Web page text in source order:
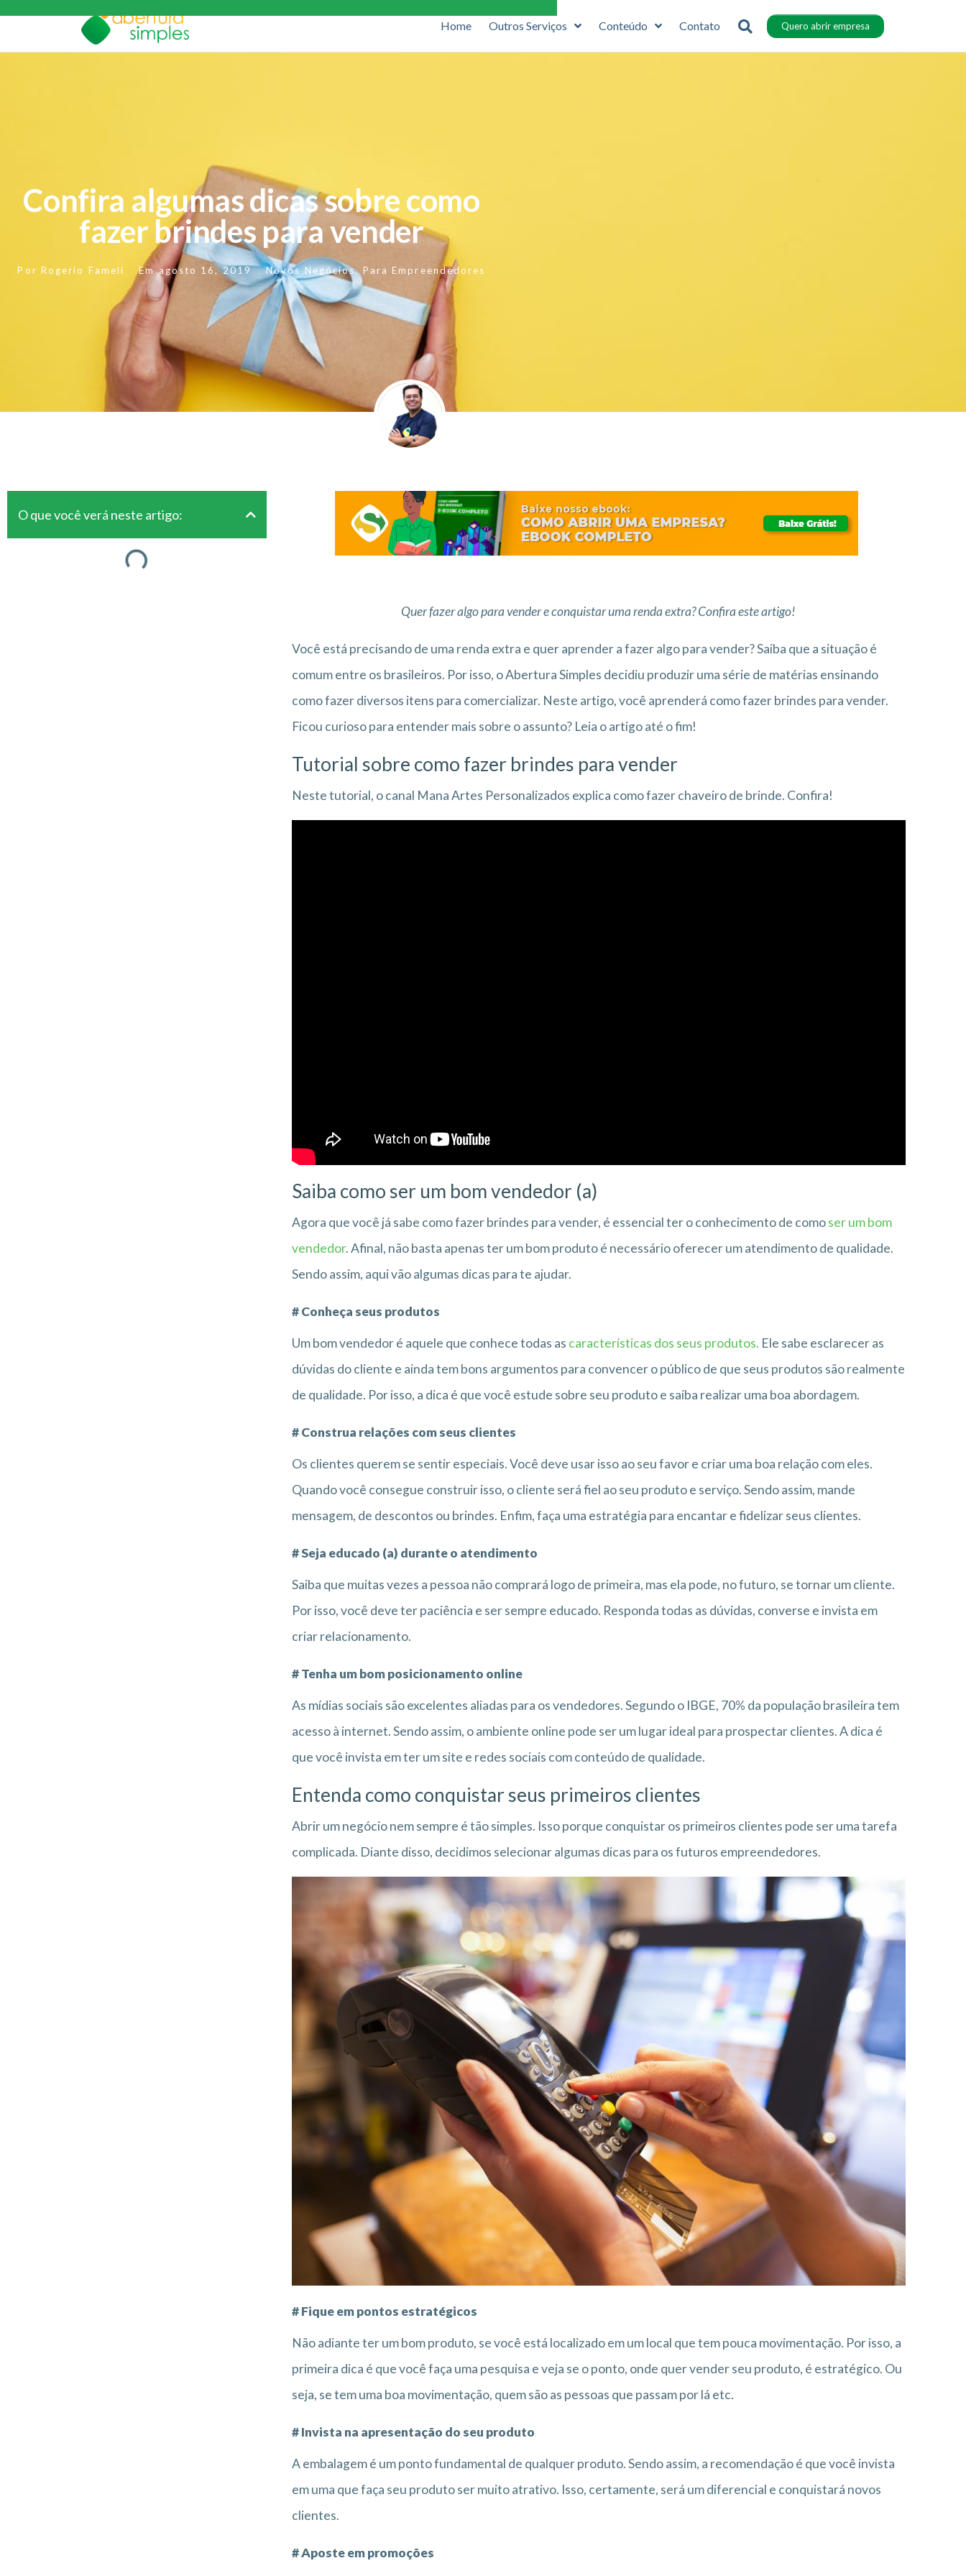
Home Outros Serviços Conteúdo Contato Quero abrir empresa
Confira algumas dicas sobre como
fazer brindes para vender
Por Rogerio Fameli Em agosto 16, 2019 Novos Negócios, Para Empreendedores
O que você verá neste artigo:
Quer fazer algo para vender e conquistar uma renda extra? Confira este artigo!
Você está precisando de uma renda extra e quer aprender a fazer algo para vender? Saiba que a situação é
comum entre os brasileiros. Por isso, o Abertura Simples decidiu produzir uma série de matérias ensinando
como fazer diversos itens para comercializar. Neste artigo, você aprenderá como fazer brindes para vender.
Ficou curioso para entender mais sobre o assunto? Leia o artigo até o fim!
Tutorial sobre como fazer brindes para vender
Neste tutorial, o canal Mana Artes Personalizados explica como fazer chaveiro de brinde. Confira!
Saiba como ser um bom vendedor (a)
Agora que você já sabe como fazer brindes para vender, é essencial ter o conhecimento de comoser um bom
vendedor. Afinal, não basta apenas ter um bom produto é necessário oferecer um atendimento de qualidade.
Sendo assim, aqui vão algumas dicas para te ajudar.
# Conheça seus produtos
Um bom vendedor é aquele que conhece todas as características dos seus produtos. Ele sabe esclarecer as
dúvidas do cliente e ainda tem bons argumentos para convencer o público de que seus produtos são realmente
de qualidade. Por isso, a dica é que você estude sobre seu produto e saiba realizar uma boa abordagem.
# Construa relações com seus clientes
Os clientes querem se sentir especiais. Você deve usar isso ao seu favor e criar uma boa relação com eles.
Quando você consegue construir isso, o cliente será fiel ao seu produto e serviço. Sendo assim, mande
mensagem, de descontos ou brindes. Enfim, faça uma estratégia para encantar e fidelizar seus clientes.
# Seja educado (a) durante o atendimento
Saiba que muitas vezes a pessoa não comprará logo de primeira, mas ela pode, no futuro, se tornar um cliente.
Por isso, você deve ter paciência e ser sempre educado. Responda todas as dúvidas, converse e invista em
criar relacionamento.
# Tenha um bom posicionamento online
As mídias sociais são excelentes aliadas para os vendedores. Segundo o IBGE, 70% da população brasileira tem
acesso à internet. Sendo assim, o ambiente online pode ser um lugar ideal para prospectar clientes. A dica é
que você invista em ter um site e redes sociais com conteúdo de qualidade.
Entenda como conquistar seus primeiros clientes
Abrir um negócio nem sempre é tão simples. Isso porque conquistar os primeiros clientes pode ser uma tarefa
complicada. Diante disso, decidimos selecionar algumas dicas para os futuros empreendedores.
# Fique em pontos estratégicos
Não adiante ter um bom produto, se você está localizado em um local que tem pouca movimentação. Por isso, a
primeira dica é que você faça uma pesquisa e veja se o ponto, onde quer vender seu produto, é estratégico. Ou
seja, se tem uma boa movimentação, quem são as pessoas que passam por lá etc.
# Invista na apresentação do seu produto
A embalagem é um ponto fundamental de qualquer produto. Sendo assim, a recomendação é que você invista
em uma que faça seu produto ser muito atrativo. Isso, certamente, será um diferencial e conquistará novos
clientes.
# Aposte em promoções